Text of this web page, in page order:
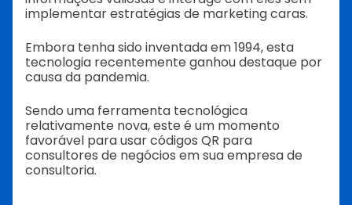
implementar estratégias de marketing caras.
Embora tenha sido inventada em 1994, esta
tecnologia recentemente ganhou destaque por
causa da pandemia.
Sendo uma ferramenta tecnológica
relativamente nova, este é um momento
favorável para usar códigos QR para
consultores de negócios em sua empresa de
consultoria.